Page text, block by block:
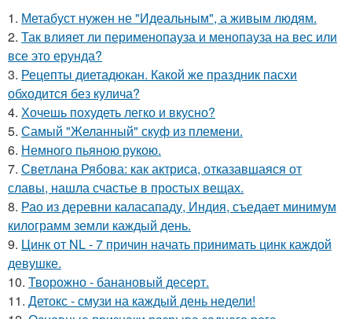
1. Метабуст нужен не "Идеальным", а живым людям.
2. Так влияет ли перименопауза и менопауза на вес или
все это ерунда?
3. Рецепты диетадюкан. Какой же праздник пасхи
обходится без кулича?
4. Хочешь похудеть легко и вкусно?
5. Самый "Желанный" скуф из племени.
6. Немного пьяною рукою.
7. Светлана Рябова: как актриса, отказавшаяся от
славы, нашла счастье в простых вещах.
8. Рао из деревни каласападу, Индия, съедает минимум
килограмм земли каждый день.
9. Цинк от NL - 7 причин начать принимать цинк каждой
девушке.
10. Творожно - банановый десерт.
11. Детокс - смузи на каждый день недели!